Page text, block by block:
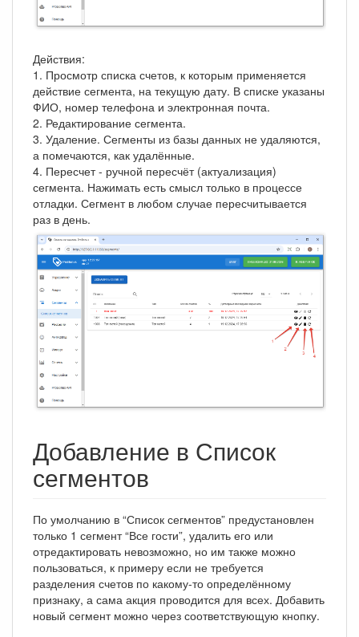
Действия:
1. Просмотр списка счетов, к которым применяется
действие сегмента, на текущую дату. В списке указаны
ФИО, номер телефона и электронная почта.
2. Редактирование сегмента.
3. Удаление. Сегменты из базы данных не удаляются,
а помечаются, как удалённые.
4. Пересчет - ручной пересчёт (актуализация)
сегмента. Нажимать есть смысл только в процессе
отладки. Сегмент в любом случае пересчитывается
раз в день.
Добавление в Список
сегментов
По умолчанию в “Список сегментов” предустановлен
только 1 сегмент “Все гости”, удалить его или
отредактировать невозможно, но им также можно
пользоваться, к примеру если не требуется
разделения счетов по какому-то определённому
признаку, а сама акция проводится для всех. Добавить
новый сегмент можно через соответствующую кнопку.